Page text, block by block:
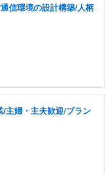
信環境の設計構築/人柄
/主婦・主夫歓迎/ブラン